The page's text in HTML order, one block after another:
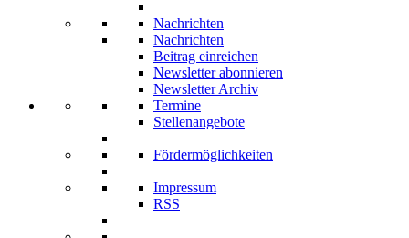
Nachrichten
Nachrichten
Beitrag einreichen
Newsletter abonnieren
Newsletter Archiv
Termine
Stellenangebote
Fördermöglichkeiten
Impressum
RSS